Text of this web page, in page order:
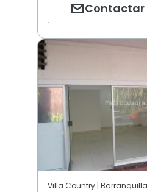
Contactar
Villa Country | Barranquilla